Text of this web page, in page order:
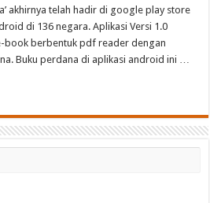
akhirnya telah hadir di google play store
di 136 negara. Aplikasi Versi 1.0
book berbentuk pdf reader dengan
Buku perdana di aplikasi android ini …